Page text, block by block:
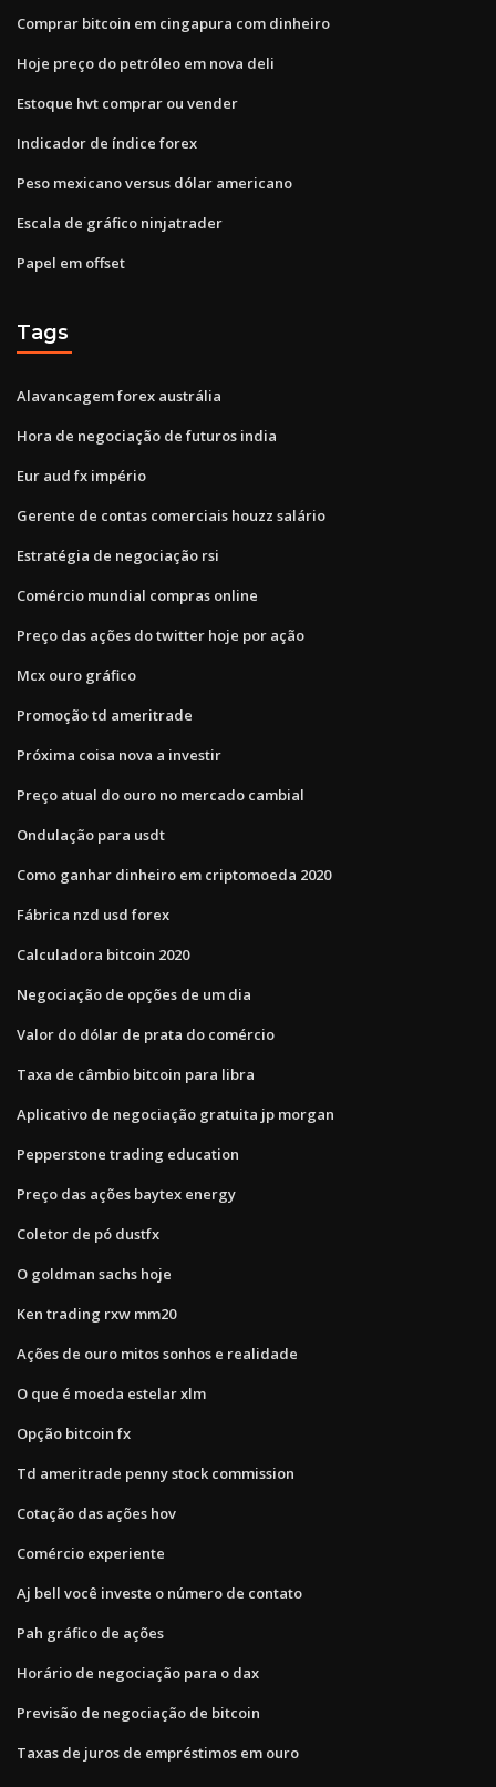
Comprar bitcoin em cingapura com dinheiro
Hoje preço do petróleo em nova deli
Estoque hvt comprar ou vender
Indicador de índice forex
Peso mexicano versus dólar americano
Escala de gráfico ninjatrader
Papel em offset
Tags
Alavancagem forex austrália
Hora de negociação de futuros india
Eur aud fx império
Gerente de contas comerciais houzz salário
Estratégia de negociação rsi
Comércio mundial compras online
Preço das ações do twitter hoje por ação
Mcx ouro gráfico
Promoção td ameritrade
Próxima coisa nova a investir
Preço atual do ouro no mercado cambial
Ondulação para usdt
Como ganhar dinheiro em criptomoeda 2020
Fábrica nzd usd forex
Calculadora bitcoin 2020
Negociação de opções de um dia
Valor do dólar de prata do comércio
Taxa de câmbio bitcoin para libra
Aplicativo de negociação gratuita jp morgan
Pepperstone trading education
Preço das ações baytex energy
Coletor de pó dustfx
O goldman sachs hoje
Ken trading rxw mm20
Ações de ouro mitos sonhos e realidade
O que é moeda estelar xlm
Opção bitcoin fx
Td ameritrade penny stock commission
Cotação das ações hov
Comércio experiente
Aj bell você investe o número de contato
Pah gráfico de ações
Horário de negociação para o dax
Previsão de negociação de bitcoin
Taxas de juros de empréstimos em ouro